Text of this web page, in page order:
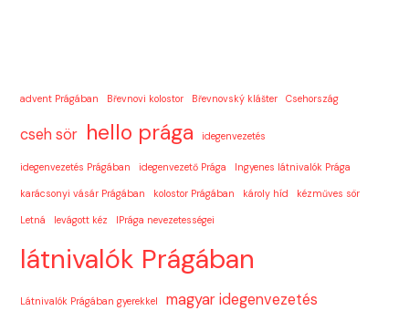
advent Prágában Břevnovi kolostor Břevnovský klášter Csehország
cseh sör hello prága idegenvezetés
idegenvezetés Prágában idegenvezető Prága Ingyenes látnivalók Prága
karácsonyi vásár Prágában kolostor Prágában károly híd kézműves sör
Letná levágott kéz lPrága nevezetességei
látnivalók Prágában
Látnivalók Prágában gyerekkel magyar idegenvezetés